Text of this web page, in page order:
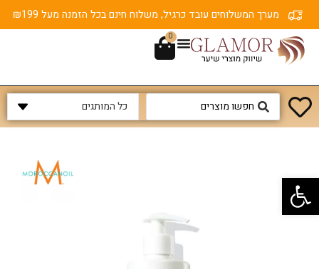
פתח סרגל נגישות
מערך המשלוחים עובד כרגיל, משלוח חינם בכל הזמנה מעל ₪199
0